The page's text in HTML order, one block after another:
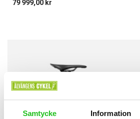
Samtycke Information
79 999,00 kr